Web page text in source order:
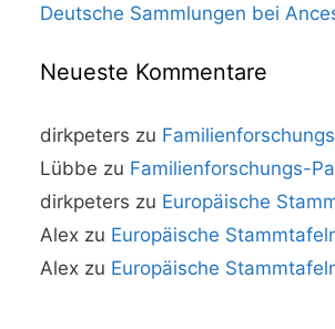
Deutsche Sammlungen bei
Neueste Kommentare
dirkpeters zu
Lübbe zu Familienforschungs-
dirkpeters zu Europäische
Alex zu Europäische
Alex zu Europäische